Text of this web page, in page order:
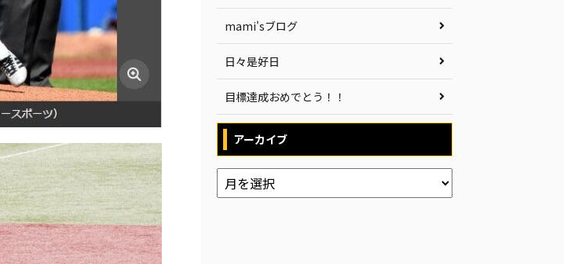
mami'sブログ
日々是好日
目標達成おめでとう！！
アーカイブ